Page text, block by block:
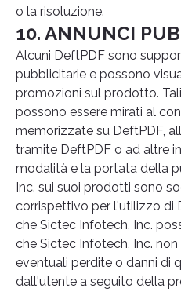
o la risoluzione.
10. ANNUNCI
Alcuni DeftPDF sono
pubblicitarie e possono
promozioni sul prodotto.
possono essere mirati al
memorizzate su DeftPDF,
tramite DeftPDF o ad altre
modalità e la portata della
Inc. sui suoi prodotti sono
corrispettivo per l'utilizzo di
che Sictec Infotech, Inc.
che Sictec Infotech, Inc.
eventuali perdite o danni di
dall'utente a seguito della